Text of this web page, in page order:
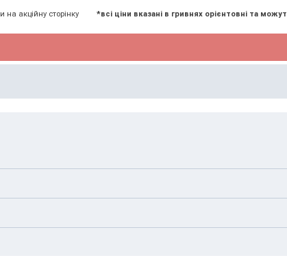
на акційну сторінку *всі ціни вказані в гривнях орієнтовні та